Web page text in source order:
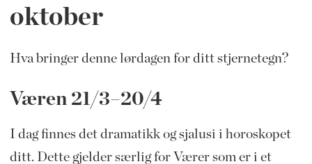
oktober
Hva bringer denne lørdagen for ditt stjernetegn?
Væren 21/3–20/4
I dag finnes det dramatikk og sjalusi i horoskopet
ditt. Dette gjelder særlig for Værer som er i et